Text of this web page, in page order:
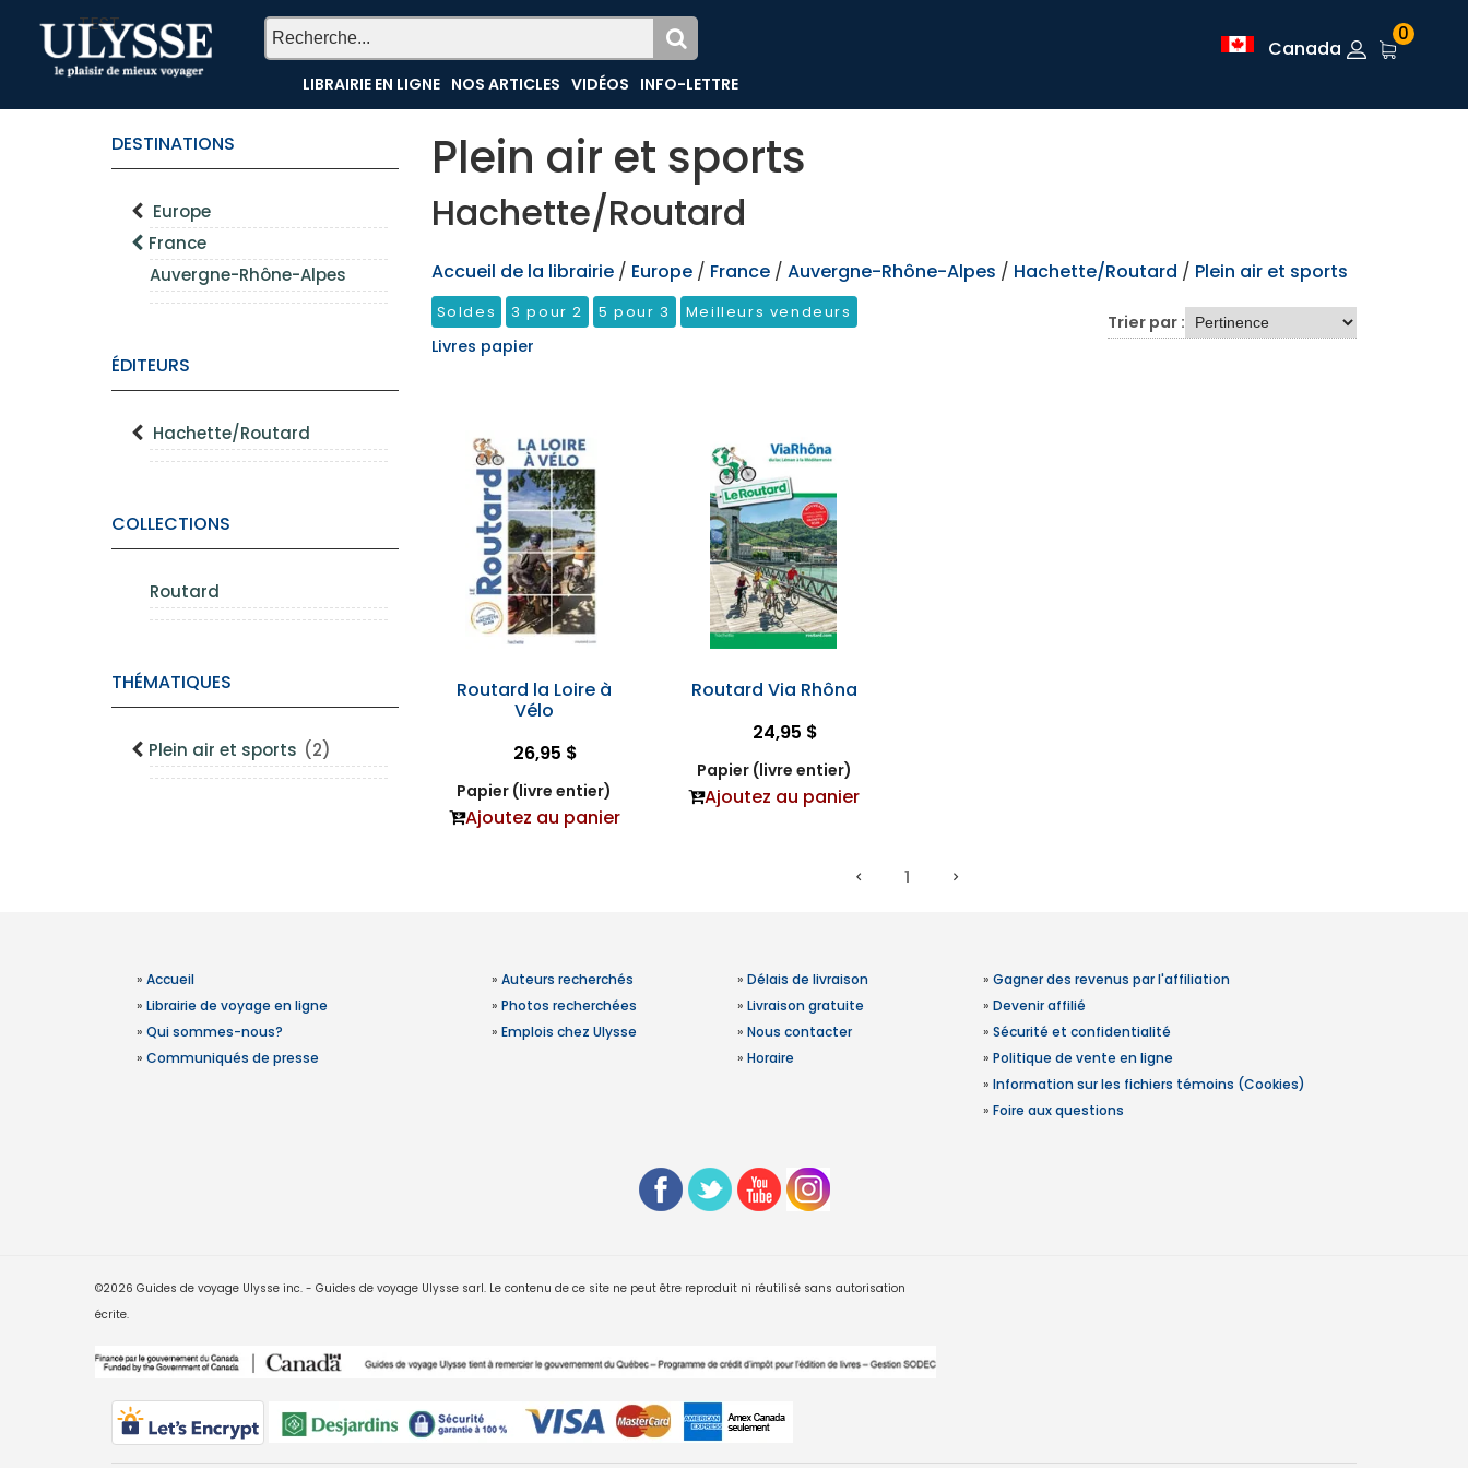
TEST
LIBRAIRIE EN LIGNE NOS ARTICLES VIDÉOS INFO-LETTRE
Canada
0
DESTINATIONS
Europe
France
Auvergne-Rhône-Alpes
ÉDITEURS
Hachette/Routard
COLLECTIONS
Routard
THÉMATIQUES
Plein air et sports (2)
Plein air et sports
Hachette/Routard
Accueil de la librairie / Europe / France / Auvergne-Rhône-Alpes / Hachette/Routard / Plein air et sports
Soldes 3 pour 2 5 pour 3 Meilleurs vendeurs
Livres papier
Trier par :
Routard la Loire à
Vélo
26,95 $
Papier (livre entier)
Ajoutez au panier
Routard Via Rhôna
24,95 $
Papier (livre entier)
Ajoutez au panier
1
» Accueil
» Librairie de voyage en ligne
» Qui sommes-nous?
» Communiqués de presse
» Auteurs recherchés
» Photos recherchées
» Emplois chez Ulysse
» Délais de livraison
» Livraison gratuite
» Nous contacter
» Horaire
» Gagner des revenus par l'affiliation
» Devenir affilié
» Sécurité et confidentialité
» Politique de vente en ligne
» Information sur les fichiers témoins (Cookies)
» Foire aux questions
©2026 Guides de voyage Ulysse inc. - Guides de voyage Ulysse sarl. Le contenu de ce site ne peut être reproduit ni réutilisé sans autorisation
écrite.